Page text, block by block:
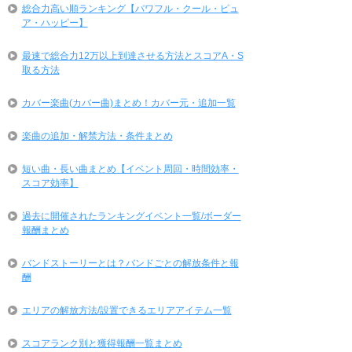
総合力高い順ランキング【パワフル・クール・ピュ
ア・ハッピー】
最速で総合力12万以上到達させる方法とスコアA・S
取る方法
カバー楽曲(カバー曲)まとめ！カバー元・追加一覧
楽曲の追加・解禁方法・条件まとめ
短い曲・長い曲まとめ【イベント周回・時間効率・
スコア効率】
過去に開催されたランキングイベント一覧/ボーダー
報酬まとめ
バンドストーリーとは？バンドごとの解放条件と報
酬
エリアの解放方法/設置できるエリアアイテム一覧
スコアランク別と獲得報酬一覧まとめ